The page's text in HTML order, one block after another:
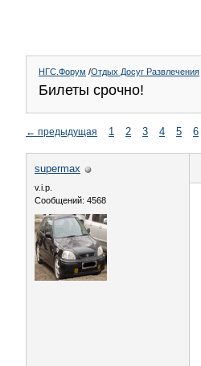
НГС.Форум /Отдых Досуг Развлечения
Билеты срочно!
← предыдущая 1 2 3 4 5 6
supermax
v.i.p.
Сообщений: 4568